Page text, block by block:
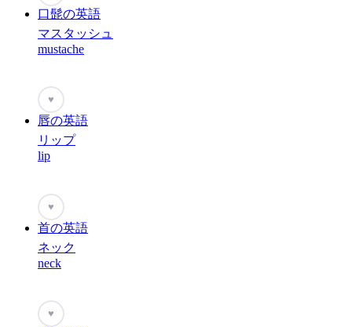
口髭の英語
マスタッシュ
mustache
♥
唇の英語
リップ
lip
♥
首の英語
ネック
neck
♥